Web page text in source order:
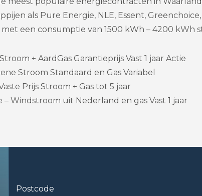
als Pure Energie, NLE, Essent,
een consumptie van 1500 kWh – 4200 kWh
+ AardGas Garantieprijs Vast 1 jaar Actie
Stroom Standaard en Gas Variabel
Prijs Stroom + Gas tot 5 jaar
– Windstroom uit Nederland en gas Vast 1 jaar
Postcode